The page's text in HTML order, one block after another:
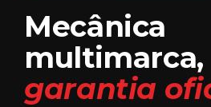
Mecânica
multimarca,
garantia